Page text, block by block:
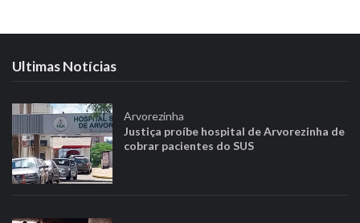
Ultimas Notícias
Arvorezinha
Justiça proíbe hospital de Arvorezinha de
cobrar pacientes do SUS